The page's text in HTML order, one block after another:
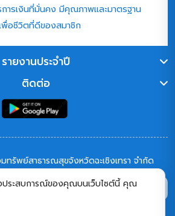
ารเงินที่มั่นคง มีคุณภาพและมาตรฐาน
พื่อชีวิตที่ดีของสมาชิก
รายงานประจำปี
ติดต่อ
พย์สาธารณสุขจังหวัดฉะเชิงเทรา จำกัด
9,254 ใช้งาน 34,131หน้า
ประสบการณ์ของคุณบนเว็บไซต์นี้ คุณ